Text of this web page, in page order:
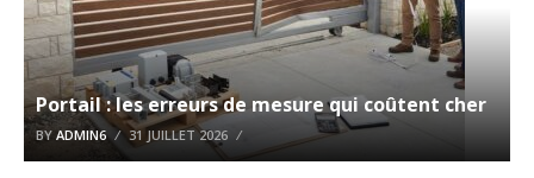
Portail : les erreurs de mesure qui coûtent cher
BY ADMIN6 31 JUILLET 2026